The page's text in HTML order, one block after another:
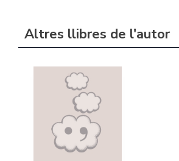
Altres llibres de l'autor